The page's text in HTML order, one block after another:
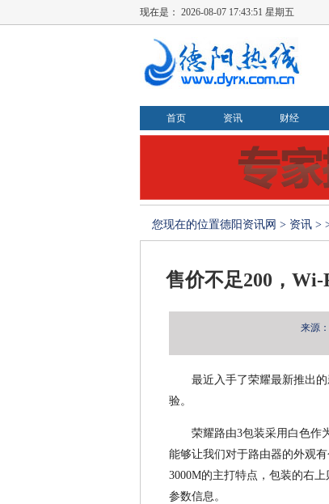
现在是： 2026-08-07 17:43:52 星期五
首页 资讯 财经
您现在的位置德阳资讯网 > 资讯 >
售价不足200，
来源：
最近入手了荣耀最新推出
验。
荣耀路由3包装采用白色作
能够让我们对于路由器的外观
3000M的主打特点，包装的右
参数信息。